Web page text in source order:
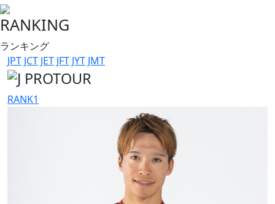
RANKING
ランキング
JPT JCT JET JFT JYT JMT
RANK1